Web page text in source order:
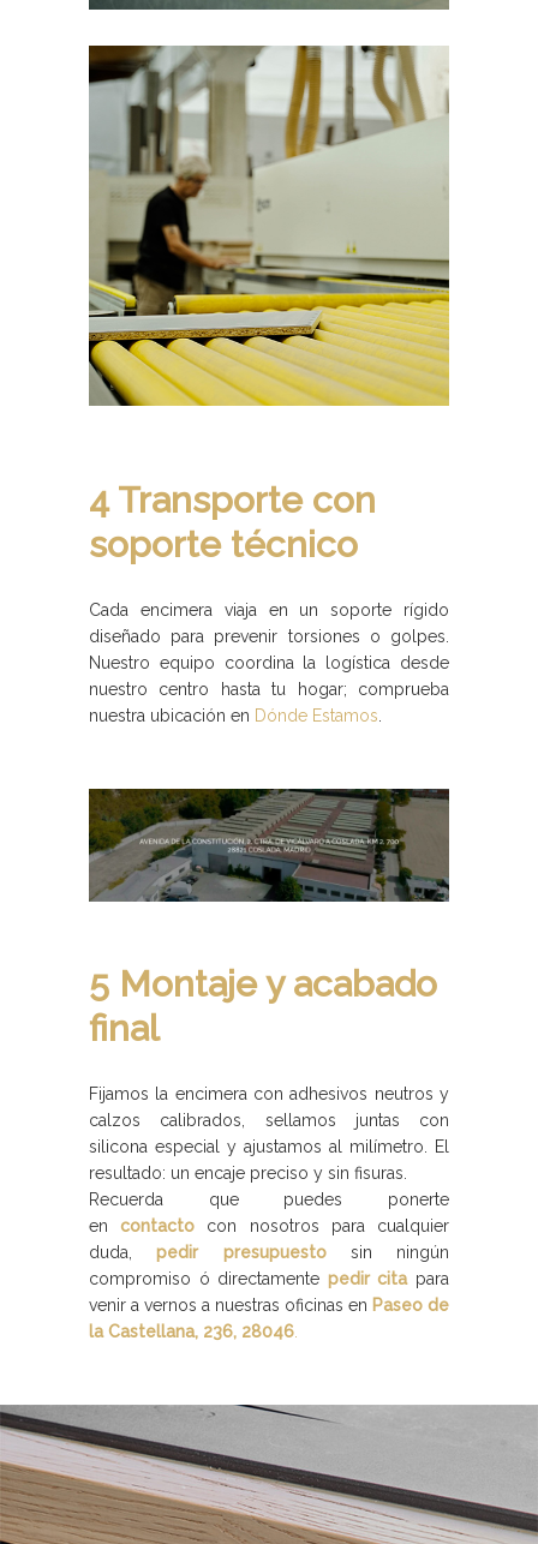
4 Transporte con
soporte técnico
Cada encimera viaja en un soporte rígido
diseñado para prevenir torsiones o golpes.
Nuestro equipo coordina la logística desde
nuestro centro hasta tu hogar; comprueba
nuestra ubicación en Dónde Estamos
5 Montaje y acabado
final
Fijamos la encimera con adhesivos neutros y
calzos calibrados, sellamos juntas con
silicona especial y ajustamos al milímetro. El
resultado: un encaje preciso y sin fisuras.
Recuerda que puedes ponerte
encontacto
con nosotros para cualquier
duda,pedir presupuestosin ningún
compromiso ó directamente pedir citapara
venir a vernos a nuestras oficinas en Paseo de
la Castellana, 236, 28046